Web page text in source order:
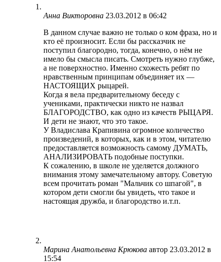
Анна Викторовна 23.03.2012 в 06:42
В данном случае важно не только о ком фраза, но и
кто её произносит. Если бы рассказчик не
поступил благородно, тогда, конечно, о нём не
имело бы смысла писать. Смотреть нужно глубже,
а не поверхностно. Именно схожесть ребят по
нравственным принципам объединяет их —
НАСТОЯЩИХ рыцарей.
Когда я вела предварительному беседу с
учениками, практически никто не назвал
БЛАГОРОДСТВО, как одно из качеств РЫЦАРЯ.
И дети не знают, что это такое.
У Владислава Крапивина огромное количество
произведений, в которых, как и в этом, читателю
предоставляется возможность самому ДУМАТЬ,
АНАЛИЗИРОВАТЬ подобные поступки.
К сожалению, в школе не уделяется должного
внимания этому замечательному автору. Советую
всем прочитать роман "Мальчик со шпагой", в
котором дети смогли бы увидеть, что такое и
настоящая дружба, и благородство и.т.п.
Марина Анатольевна Крюкова автор 23.03.2012 в
15:54